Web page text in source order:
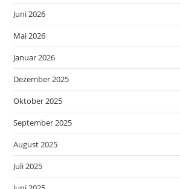
Juni 2026
Mai 2026
Januar 2026
Dezember 2025
Oktober 2025
September 2025
August 2025
Juli 2025